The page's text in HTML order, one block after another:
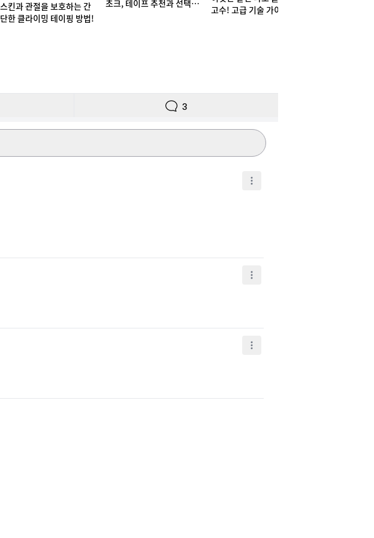
스킨과 관절을 보호하는 간
단한 클라이밍 테이핑 방법!
초크, 테이프 추천과 선택법
고수! 고급 기술 가이드
3